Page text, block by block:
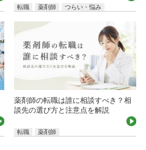
転職 薬剤師 つらい・悩み
薬剤師の転職は誰に相談すべき？相
談先の選び方と注意点を解説
転職 薬剤師